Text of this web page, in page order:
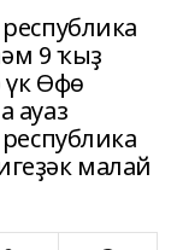
9 ҡыҙ
үк Өфө
ауаз
малай